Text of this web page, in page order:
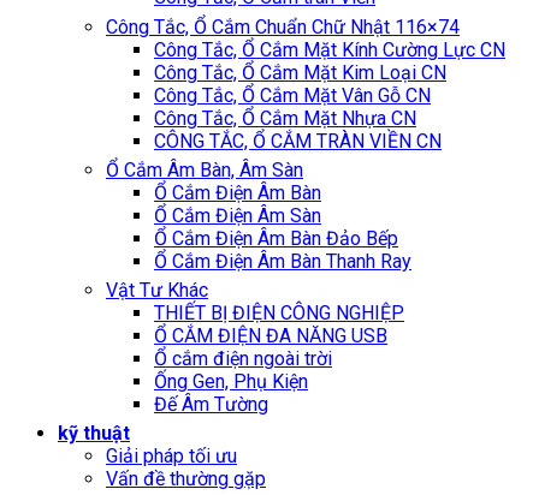
Công Tắc, Ổ Cắm Chuẩn Chữ Nhật 116×74
Công Tắc, Ổ Cắm Mặt Kính Cường Lực CN
Công Tắc, Ổ Cắm Mặt Kim Loại CN
Công Tắc, Ổ Cắm Mặt Vân Gỗ CN
Công Tắc, Ổ Cắm Mặt Nhựa CN
CÔNG TẮC, Ổ CẮM TRÀN VIỀN CN
Ổ Cắm Âm Bàn, Âm Sàn
Ổ Cắm Điện Âm Bàn
Ổ Cắm Điện Âm Sàn
Ổ Cắm Điện Âm Bàn Đảo Bếp
Ổ Cắm Điện Âm Bàn Thanh Ray
Vật Tư Khác
THIẾT BỊ ĐIỆN CÔNG NGHIỆP
Ổ CẮM ĐIỆN ĐA NĂNG USB
Ổ cắm điện ngoài trời
Ống Gen, Phụ Kiện
Đế Âm Tường
kỹ thuật
Giải pháp tối ưu
Vấn đề thường gặp